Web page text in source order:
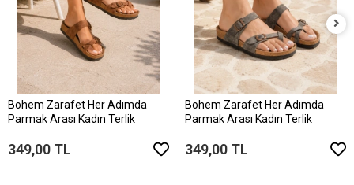
Bohem Zarafet Her Adımda
Parmak Arası Kadın Terlik
349,00 TL
Bohem Zarafet Her Adımda
Parmak Arası Kadın Terlik
349,00 TL